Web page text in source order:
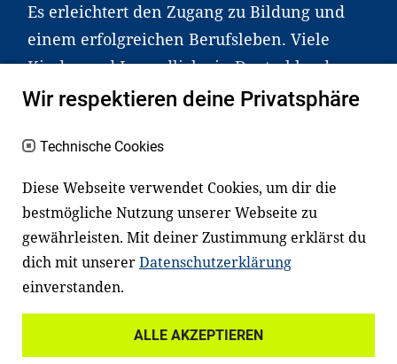
Es erleichtert den Zugang zu Bildung und
einem erfolgreichen Berufsleben. Viele
Kinder und Jugendliche in Deutschland
haben aber große Schwierigkeiten dabei.
an Familien sowie an Erzieher*innen,
Lehrer*innen und andere
Fachexpert*innen. Dafür arbeiten wir eng
mit Ministerien, wissenschaftlichen
Einrichtungen, Verbänden, Unternehmen
und anderen Stiftungen zusammen.
Wir respektieren deine Privatsphäre
Technische Cookies
Diese Webseite verwendet Cookies, um dir die
bestmögliche Nutzung unserer Webseite zu
gewährleisten. Mit deiner Zustimmung erklärst du
dich mit unsererDatenschutzerklärung
einverstanden.
ALLE AKZEPTIEREN